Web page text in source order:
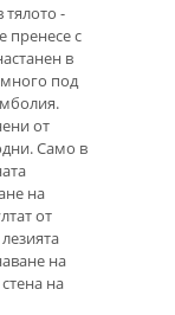
тялото -
пренесе с
в
под
от
Само в
на
от
на
на